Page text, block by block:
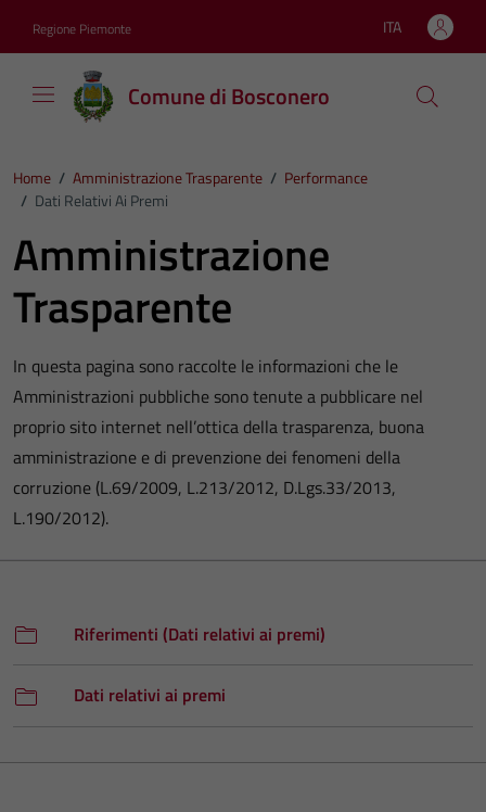
Regione Piemonte Lingua attiva:
ITA
Comune di Bosconero
Home / Amministrazione Trasparente / Performance
/ Dati Relativi Ai Premi
Amministrazione
Trasparente
In questa pagina sono raccolte le informazioni che le
Amministrazioni pubbliche sono tenute a pubblicare nel
proprio sito internet nell’ottica della trasparenza, buona
amministrazione e di prevenzione dei fenomeni della
corruzione (L.69/2009, L.213/2012, D.Lgs.33/2013,
L.190/2012).
Riferimenti (Dati relativi ai premi)
Dati relativi ai premi